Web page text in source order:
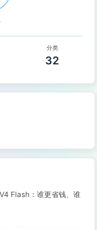
分类
32
Flash：谁更省钱、谁